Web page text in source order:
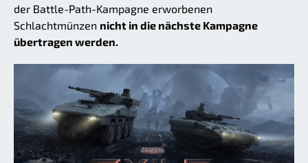
der Battle-Path-Kampagne erworbenen
Schlachtmünzen nicht in die nächste Kampagne
übertragen werden.